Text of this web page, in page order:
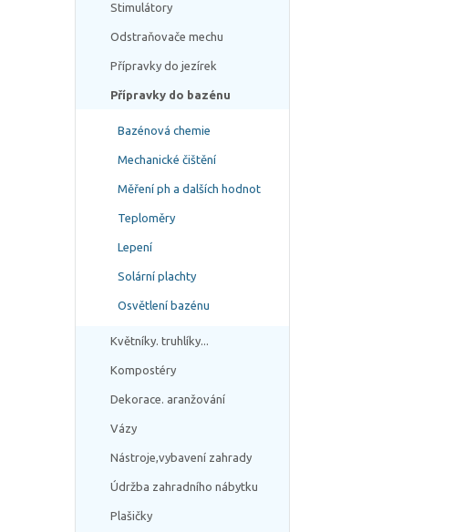
Stimulátory
Odstraňovače mechu
Přípravky do jezírek
Přípravky do bazénu
Bazénová chemie
Mechanické čištění
Měření ph a dalších hodnot
Teploměry
Lepení
Solární plachty
Osvětlení bazénu
Květníky. truhlíky...
Kompostéry
Dekorace. aranžování
Vázy
Nástroje,vybavení zahrady
Údržba zahradního nábytku
Plašičky